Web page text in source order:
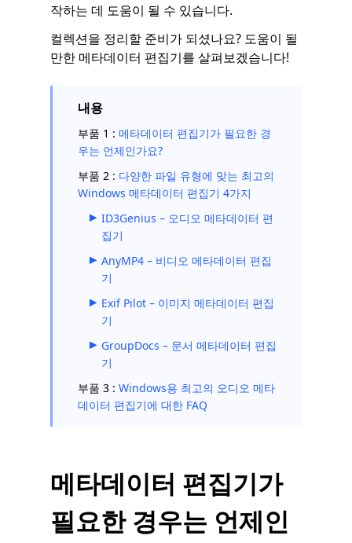
작하는 데 도움이 될 수 있습니다.
컬렉션을 정리할 준비가 되셨나요? 도움이 될
만한 메타데이터 편집기를 살펴보겠습니다!
내용
부품 1 : 메타데이터 편집기가 필요한 경
우는 언제인가요?
부품 2 : 다양한 파일 유형에 맞는 최고의
Windows 메타데이터 편집기 4가지
ID3Genius – 오디오 메타데이터 편
집기
AnyMP4 – 비디오 메타데이터 편집
기
Exif Pilot – 이미지 메타데이터 편집
기
GroupDocs – 문서 메타데이터 편집
기
부품 3 : Windows용 최고의 오디오 메타
데이터 편집기에 대한 FAQ
메타데이터 편집기가
필요한 경우는 언제인